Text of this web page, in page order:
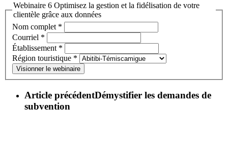
Webinaire 6 Optimisez la gestion et la fidélisation de votre
clientèle grâce aux données
Nom complet *
Courriel *
Établissement *
Région touristique *
Visionner le webinaire
Article précédentDémystifier les demandes de
subvention